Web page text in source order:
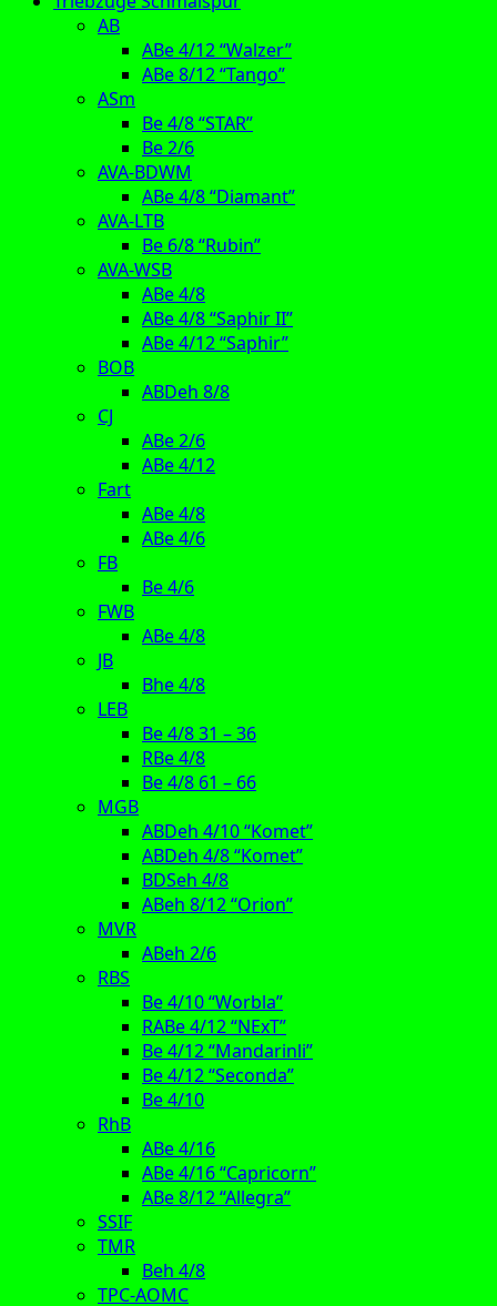
AB
ABe 4/12 “Walzer”
ABe 8/12 “Tango”
ASm
Be 4/8 “STAR”
Be 2/6
AVA-BDWM
ABe 4/8 “Diamant”
AVA-LTB
Be 6/8 “Rubin”
AVA-WSB
ABe 4/8
ABe 4/8 “Saphir II”
ABe 4/12 “Saphir”
BOB
ABDeh 8/8
CJ
ABe 2/6
ABe 4/12
Fart
ABe 4/8
ABe 4/6
FB
Be 4/6
FWB
ABe 4/8
JB
Bhe 4/8
LEB
Be 4/8 31 – 36
RBe 4/8
Be 4/8 61 – 66
MGB
ABDeh 4/10 “Komet”
ABDeh 4/8 “Komet”
BDSeh 4/8
ABeh 8/12 “Orion”
MVR
ABeh 2/6
RBS
Be 4/10 “Worbla”
RABe 4/12 “NExT”
Be 4/12 “Mandarinli”
Be 4/12 “Seconda”
Be 4/10
RhB
ABe 4/16
ABe 4/16 “Capricorn”
ABe 8/12 “Allegra”
SSIF
TMR
Beh 4/8
TPC-AOMC